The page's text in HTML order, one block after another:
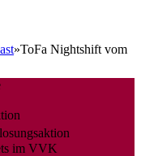
»ToFa Nightshift vom
im VVK